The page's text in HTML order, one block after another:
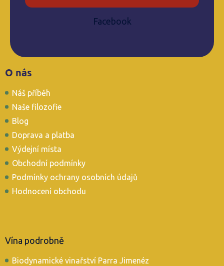
Facebook
O nás
Náš příběh
Naše filozofie
Blog
Doprava a platba
Výdejní místa
Obchodní podmínky
Podmínky ochrany osobních údajů
Hodnocení obchodu
Vína podrobně
Biodynamické vinařství Parra Jimenéz